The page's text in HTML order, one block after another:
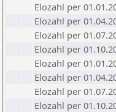
Elozahl per
Elozahl per
Elozahl per
Elozahl per
Elozahl per
Elozahl per
Elozahl per
Elozahl per